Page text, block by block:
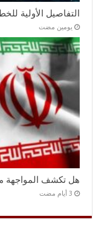
التفاصيل الأولية
‏يومين مضت
هل تكشف المواجهة مع